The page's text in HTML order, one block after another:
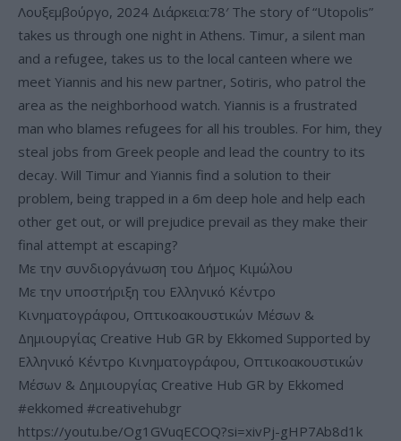
Λουξεμβούργο, 2024 Διάρκεια:78′ The story of “Utopolis”
takes us through one night in Athens. Timur, a silent man
and a refugee, takes us to the local canteen where we
meet Yiannis and his new partner, Sotiris, who patrol the
area as the neighborhood watch. Yiannis is a frustrated
man who blames refugees for all his troubles. For him, they
steal jobs from Greek people and lead the country to its
decay. Will Timur and Yiannis find a solution to their
problem, being trapped in a 6m deep hole and help each
other get out, or will prejudice prevail as they make their
final attempt at escaping?
Με την συνδιοργάνωση του Δήμος Κιμώλου
Με την υποστήριξη του Ελληνικό Κέντρο
Κινηματογράφου, Οπτικοακουστικών Μέσων &
Δημιουργίας Creative Hub GR by Ekkomed Supported by
Ελληνικό Κέντρο Κινηματογράφου, Οπτικοακουστικών
Μέσων & Δημιουργίας Creative Hub GR by Ekkomed
#ekkomed #creativehubgr
https://youtu.be/Og1GVuqECOQ?si=xivPj-gHP7Ab8d1k